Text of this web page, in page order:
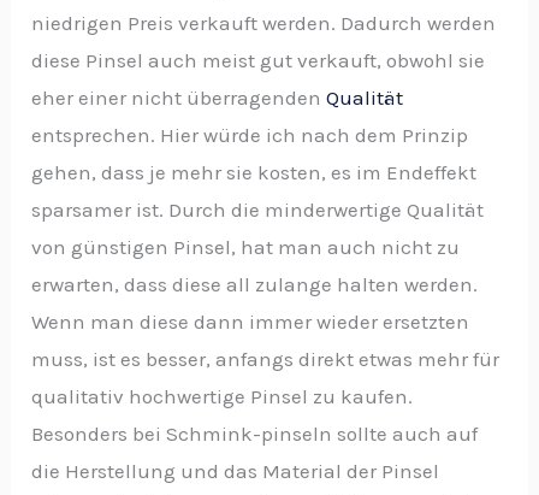
niedrigen Preis verkauft werden. Dadurch werden
diese Pinsel auch meist gut verkauft, obwohl sie
eher einer nicht überragendenQualität
entsprechen. Hier würde ich nach dem Prinzip
gehen, dass je mehr sie kosten, es im Endeffekt
sparsamer ist. Durch die minderwertige Qualität
von günstigen Pinsel, hat man auch nicht zu
erwarten, dass diese all zulange halten werden.
Wenn man diese dann immer wieder ersetzten
muss, ist es besser, anfangs direkt etwas mehr für
qualitativ hochwertige Pinsel zu kaufen.
Besonders bei Schmink-pinseln sollte auch auf
die Herstellung und das Material der Pinsel